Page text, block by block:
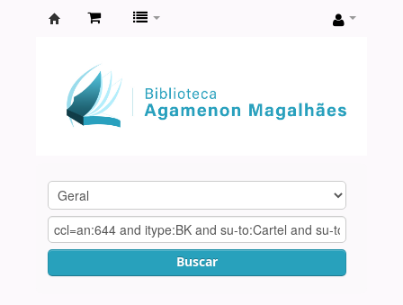
Agamenon
Magalhães
Buscar